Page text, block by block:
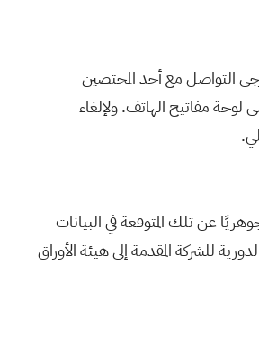
احتجتم إلى مساعدة، يُرجى التواصل مع أحد المختصين
مفاتيح الهاتف. ولإلغاء
عن تلك المتوقعة في البيانات
للشركة المقدمة إلى هيئة الأوراق